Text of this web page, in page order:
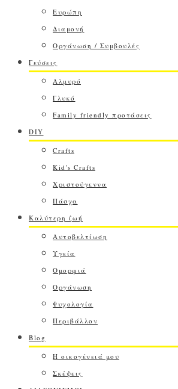
Ευρώπη
Διαμονή
Οργάνωση / Συμβουλές
Γεύσεις
Αλμυρό
Γλυκό
Family friendly προτάσεις
DIY
Crafts
Kid's Crafts
Χριστούγεννα
Πάσχα
Καλύτερη ζωή
Αυτοβελτίωση
Υγεία
Ομορφιά
Οργάνωση
Ψυχολογία
Περιβάλλον
Blog
Η οικογένειά μου
Σκέψεις